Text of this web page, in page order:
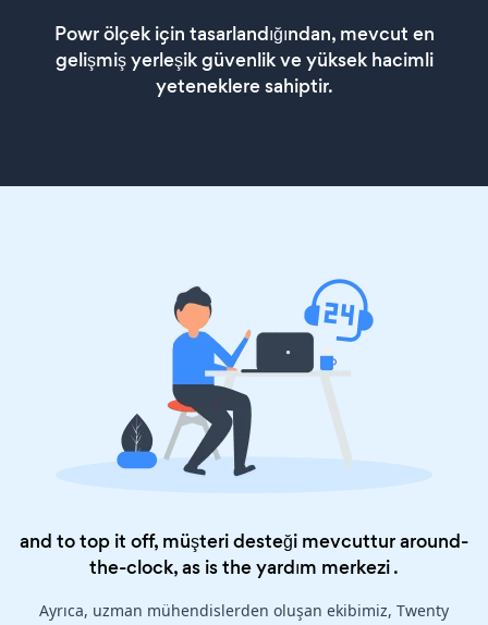
Powr ölçek için tasarlandığından, mevcut en
gelişmiş yerleşik güvenlik ve yüksek hacimli
yeteneklere sahiptir.
and to top it off, müşteri desteği mevcuttur around-
the-clock, as is theyardım merkezi.
Ayrıca, uzman mühendislerden oluşan ekibimiz, Twenty